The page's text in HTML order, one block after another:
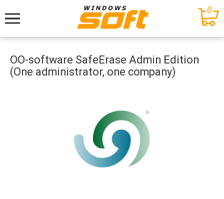
Меню
0
OO-software SafeErase Admin Edition
(One administrator, one company)